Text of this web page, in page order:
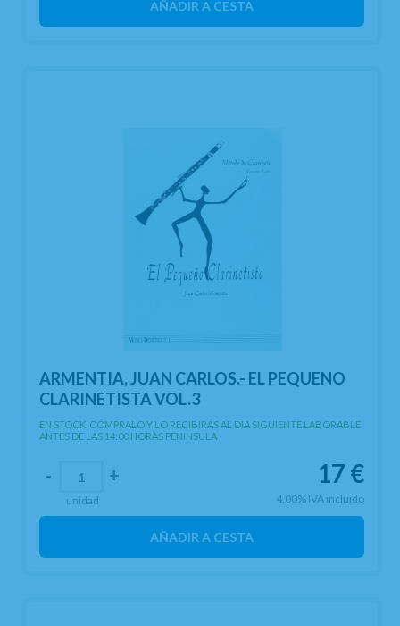
AÑADIR A CESTA
ARMENTIA, JUAN CARLOS.- EL PEQUENO
CLARINETISTA VOL.3
EN STOCK. CÓMPRALO Y LO RECIBIRÁS AL DIA SIGUIENTE LABORABLE
ANTES DE LAS 14:00 HORAS PENINSULA
17 €
4.00% IVA incluido
- +
unidad
AÑADIR A CESTA